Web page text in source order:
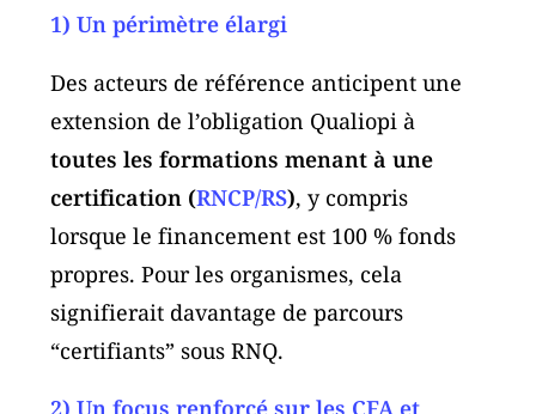
1) Un périmètre élargi
Des acteurs de référence anticipent une
extension de l’obligation Qualiopi à
toutes les formations menant à une
certification (RNCP/RS), y compris
lorsque le financement est 100 % fonds
propres. Pour les organismes, cela
signifierait davantage de parcours
“certifiants” sous RNQ.
2) Un focus renforcé sur les CFA et